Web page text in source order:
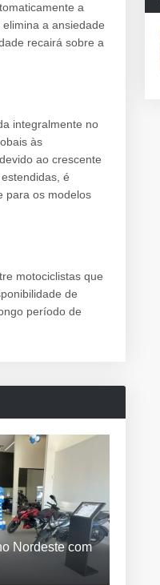
a
a ansiedade
recairá sobre a
integralmente no
às
ao crescente
é
para os modelos
motociclistas que
de
período de
Nordeste com